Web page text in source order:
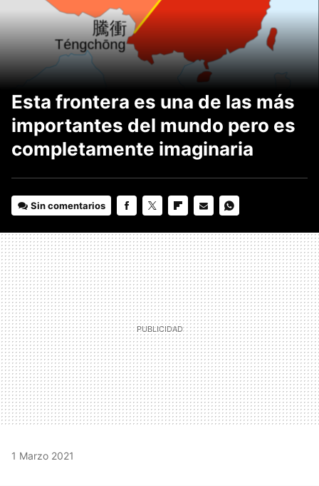
Esta frontera es una de las más
importantes del mundo pero es
completamente imaginaria
Sin comentarios
MAIL
1 Marzo 2021